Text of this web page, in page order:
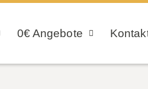
0€ Angebote